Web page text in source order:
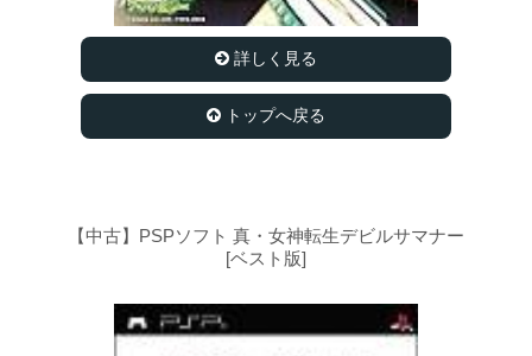
詳しく見る
トップへ戻る
【中古】PSPソフト 真・女神転生デビルサマナー
[ベスト版]